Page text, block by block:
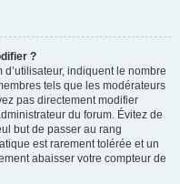
?
indiquent le nombre
tels que les modérateurs
pas directement modifier
du forum. Évitez de
but de passer au rang
est rarement tolérée et un
abaisser votre compteur de